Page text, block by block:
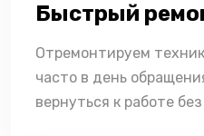
Быстрый
Отремонтируем
часто в день
вернуться к работе